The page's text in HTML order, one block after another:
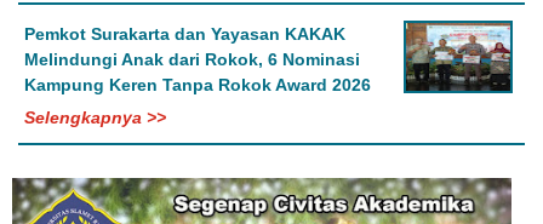
Pemkot Surakarta dan Yayasan KAKAK
Melindungi Anak dari Rokok, 6 Nominasi
Kampung Keren Tanpa Rokok Award 2026
Selengkapnya >>